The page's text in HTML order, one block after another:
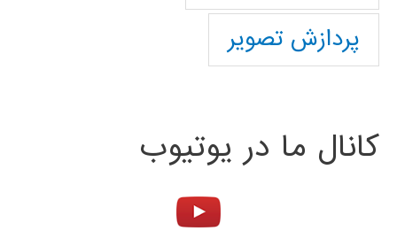
پردازش تصویر
کانال ما در یوتیوب